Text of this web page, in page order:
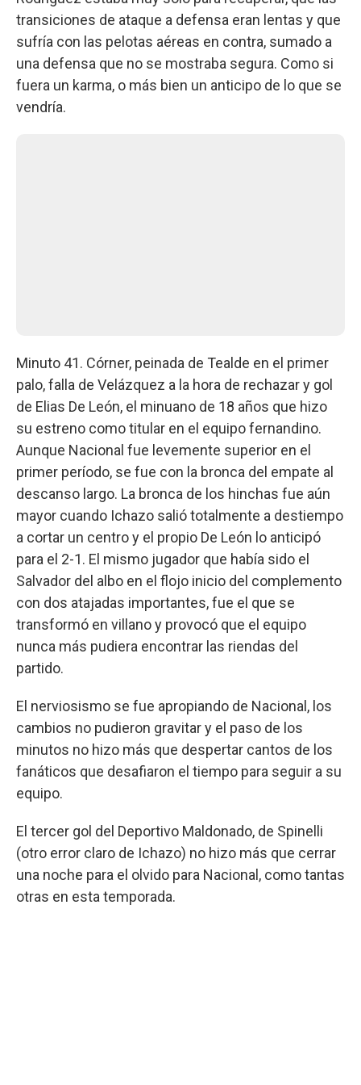
transiciones de ataque a defensa eran lentas y que
sufría con las pelotas aéreas en contra, sumado a
una defensa que no se mostraba segura. Como si
fuera un karma, o más bien un anticipo de lo que se
vendría.
Minuto 41. Córner, peinada de Tealde en el primer
palo, falla de Velázquez a la hora de rechazar y gol
de Elias De León, el minuano de 18 años que hizo
su estreno como titular en el equipo fernandino.
Aunque Nacional fue levemente superior en el
primer período, se fue con la bronca del empate al
descanso largo. La bronca de los hinchas fue aún
mayor cuando Ichazo salió totalmente a destiempo
a cortar un centro y el propio De León lo anticipó
para el 2-1. El mismo jugador que había sido el
Salvador del albo en el flojo inicio del complemento
con dos atajadas importantes, fue el que se
transformó en villano y provocó que el equipo
nunca más pudiera encontrar las riendas del
partido.
El nerviosismo se fue apropiando de Nacional, los
cambios no pudieron gravitar y el paso de los
minutos no hizo más que despertar cantos de los
fanáticos que desafiaron el tiempo para seguir a su
equipo.
El tercer gol del Deportivo Maldonado, de Spinelli
(otro error claro de Ichazo) no hizo más que cerrar
una noche para el olvido para Nacional, como tantas
otras en esta temporada.